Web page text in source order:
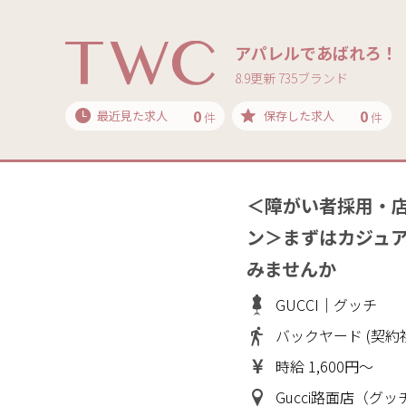
アパレルであばれろ！
8.9更新 735ブランド
最近見た求人 0件 保存した求人 0件
＜障がい者採用・
ン＞まずはカジュ
みませんか
GUCCI｜グッチ
バックヤード (契約
時給 1,600円～
Gucci路面店（グッ